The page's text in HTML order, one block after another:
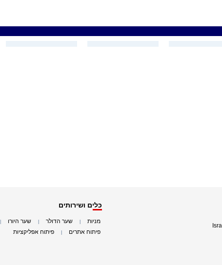
כלים ושירותים
מניות שער הדולר שער היורו
פיתוח אתרים פיתוח אפליקציות